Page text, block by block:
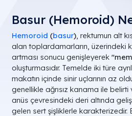
Basur (Hemoroid)
Hemoroid (basur), rektumun alt
alan toplardamarların, üzerindeki
artması sonucu genişleyerek
oluşturmasıdır. Temelde iki türe
makatın içinde sinir uçlarının az
genellikle ağrısız kanama ile belirti
anüs çevresindeki deri altında
gelen sert şişliklerle karakterizedir.